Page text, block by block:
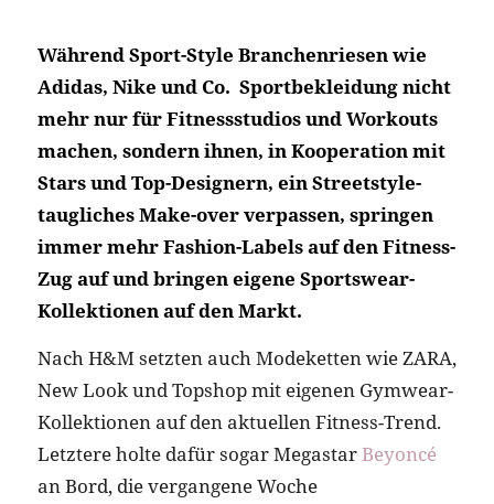
Während Sport-Style Branchenriesen wie
Adidas, Nike und Co. Sportbekleidung nicht
mehr nur für Fitnessstudios und Workouts
machen, sondern ihnen, in Kooperation mit
Stars und Top-Designern, ein Streetstyle-
taugliches Make-over verpassen, springen
immer mehr Fashion-Labels auf den Fitness-
Zug auf und bringen eigene Sportswear-
Kollektionen auf den Markt.
Nach H&M setzten auch Modeketten wie ZARA,
New Look und Topshop mit eigenen Gymwear-
Kollektionen auf den aktuellen Fitness-Trend.
Letztere holte dafür sogar MegastarBeyoncé
an Bord, die vergangene Woche